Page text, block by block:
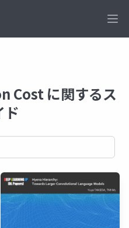
Cost に関するス
ド